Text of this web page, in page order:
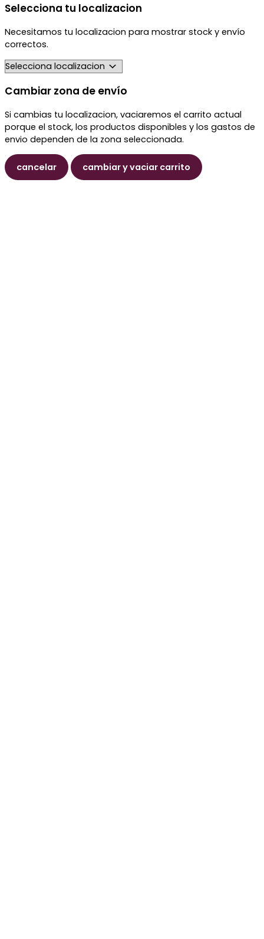
Selecciona tu localizacion
Necesitamos tu localizacion para mostrar stock y envío
correctos.
Cambiar zona de envío
Si cambias tu localizacion, vaciaremos el carrito actual
porque el stock, los productos disponibles y los gastos de
envio dependen de la zona seleccionada.
cancelar cambiar y vaciar carrito